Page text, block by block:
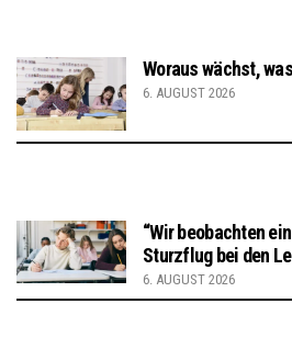
Woraus wächst,
6. AUGUST 2026
“Wir beobachten
Sturzflug bei den
6. AUGUST 2026